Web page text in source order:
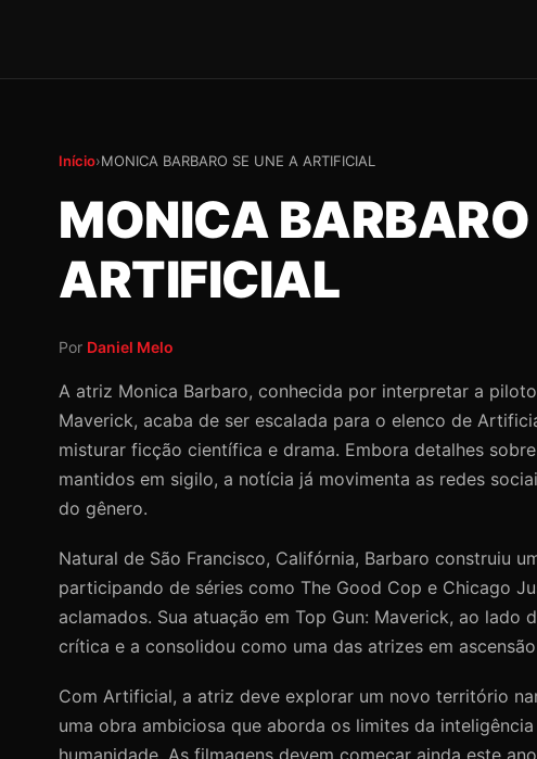
Início›MONICA BARBARO SE UNE A ARTIFICIAL
MONICA BARBARO
ARTIFICIAL
Por Daniel Melo
A atriz Monica Barbaro, conhecida por interpretar a piloto
Maverick, acaba de ser escalada para o elenco de
misturar ficção científica e drama. Embora detalhes
mantidos em sigilo, a notícia já movimenta as redes
do gênero.
Natural de São Francisco, Califórnia, Barbaro construiu
participando de séries como The Good Cop e Chicago
aclamados. Sua atuação em Top Gun: Maverick, ao lado
crítica e a consolidou como uma das atrizes em
Com Artificial, a atriz deve explorar um novo território
uma obra ambiciosa que aborda os limites da